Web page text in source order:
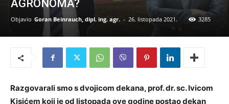
AGRONOMA?
Objavio Goran Beinrauch, dipl. ing. agr. - 26. listopada 2021. 3285
Razgovarali smo s dvojicom dekana, prof. dr. sc. Ivicom
Kisićem koji je od listopada ove godine postao dekan